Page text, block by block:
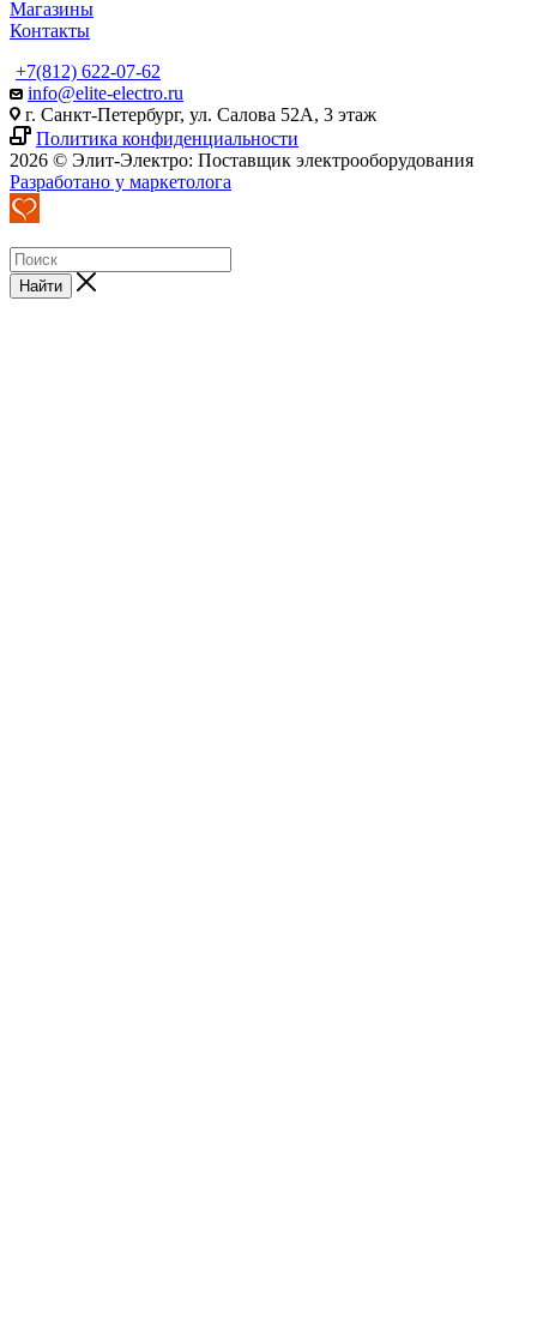
Магазины
Контакты
+7(812) 622-07-62
info@elite-electro.ru
г. Санкт-Петербург, ул. Салова 52А, 3 этаж
Политика конфиденциальности
2026 © Элит-Электро: Поставщик электрооборудования
Разработано у маркетолога
Найти